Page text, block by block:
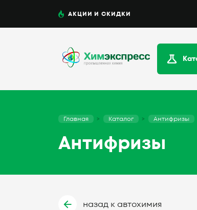
АКЦИИ И СКИДКИ
Главная Каталог Антифризы
Антифризы
назад к автохимия